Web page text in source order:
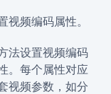
视频编码属性。
法设置视频编码
。每个属性对应
视频参数，如分